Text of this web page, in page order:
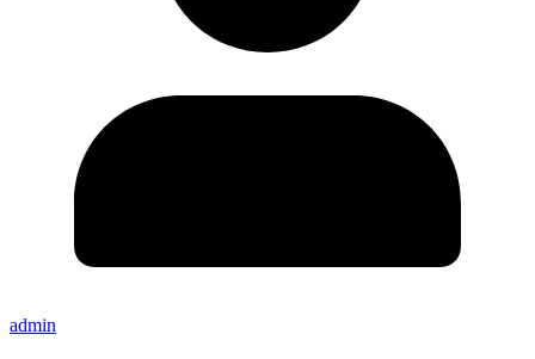
admin